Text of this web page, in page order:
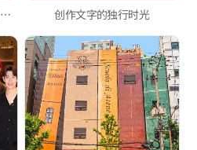
怀抱釜山老城区的故事，走向大海 创作文字的独行时光